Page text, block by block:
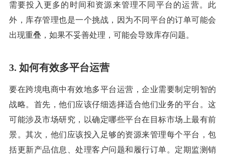
需要投入更多的时间和资源来管理不同平台的运营。此
外，库存管理也是一个挑战，因为不同平台的订单可能会
出现重叠，如果不妥善处理，可能会导致库存问题。
3. 如何有效多平台运营
要在跨境电商中有效地多平台运营，企业需要制定明智的
战略。首先，他们应该仔细选择适合他们业务的平台。这
可能涉及市场研究，以确定哪些平台在目标市场上最有前
景。其次，他们应该投入足够的资源来管理每个平台，包
括更新产品信息、处理客户问题和履行订单。定期监测销